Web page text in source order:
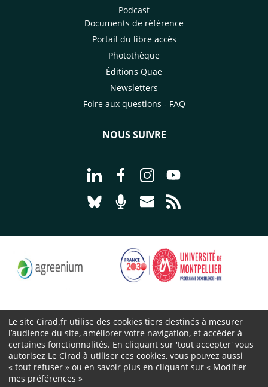
Podcast
Documents de référence
Portail du libre accès
Photothèque
Éditions Quae
Newsletters
Foire aux questions - FAQ
NOUS SUIVRE
Aller à la page Nous suivre sur
Aller à la page Nous suivre sur
Aller à la page Nous
Aller à la page
Aller à la page Nous suivre sur
Aller à la page Nourrir le
Aller à la page Nous
Cirad 2026 ©
Mentions légales
Protection des données personnelles
Le site Cirad.fr utilise des cookies tiers destinés à mesurer
l’audience du site, améliorer votre navigation, et accéder à
certaines fonctionnalités. En cliquant sur 'tout accepter' vous
autorisez Le Cirad à utiliser ces cookies, vous pouvez aussi
« tout refuser » ou en savoir plus en cliquant sur « Modifier
mes préférences »